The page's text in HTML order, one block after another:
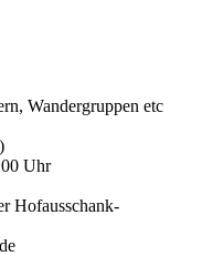
Wandergruppen etc
Uhr
Hofausschank-